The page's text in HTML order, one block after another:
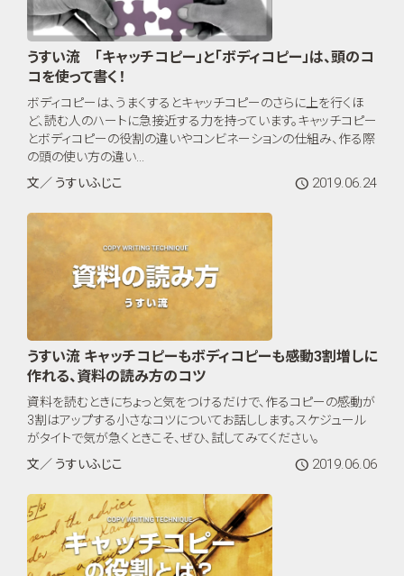
うすい流 「キャッチコピー」と「ボディコピー」は、頭のコ
コを使って書く！
ボディコピーは、うまくするとキャッチコピーのさらに上を行くほ
ど、読む人のハートに急接近する力を持っています。キャッチコピー
とボディコピーの役割の違いやコンビネーションの仕組み、作る際
の頭の使い方の違い...
文／ うすいふじこ
2019.06.24
うすい流 キャッチコピーもボディコピーも感動3割増しに
作れる、資料の読み方のコツ
資料を読むときにちょっと気をつけるだけで、作るコピーの感動が
3割はアップする小さなコツについてお話しします。スケジュール
がタイトで気が急くときこそ、ぜひ、試してみてください。
文／ うすいふじこ
2019.06.06